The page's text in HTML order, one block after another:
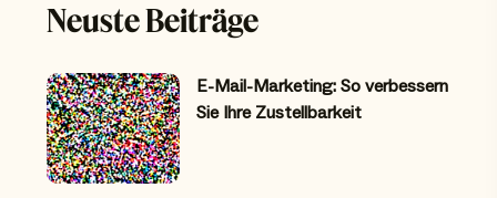
Neuste Beiträge
E-Mail-Marketing: So verbessern
Sie Ihre Zustellbarkeit